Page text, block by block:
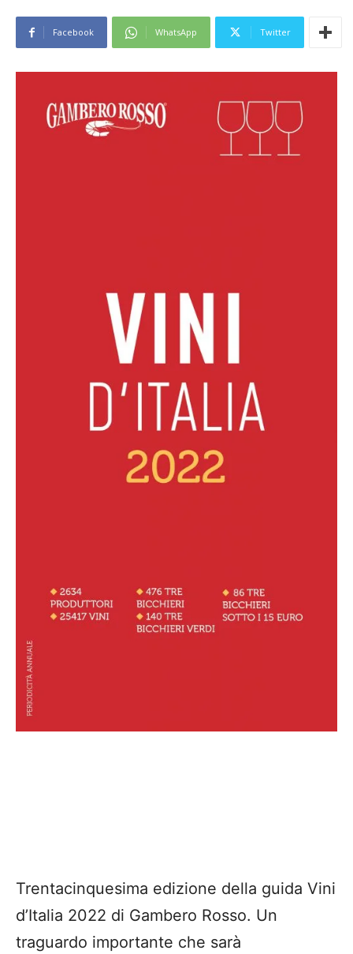
Facebook WhatsApp Twitter
Trentacinquesima edizione della guida Vini
d’Italia 2022 di Gambero Rosso. Un
traguardo importante che sarà